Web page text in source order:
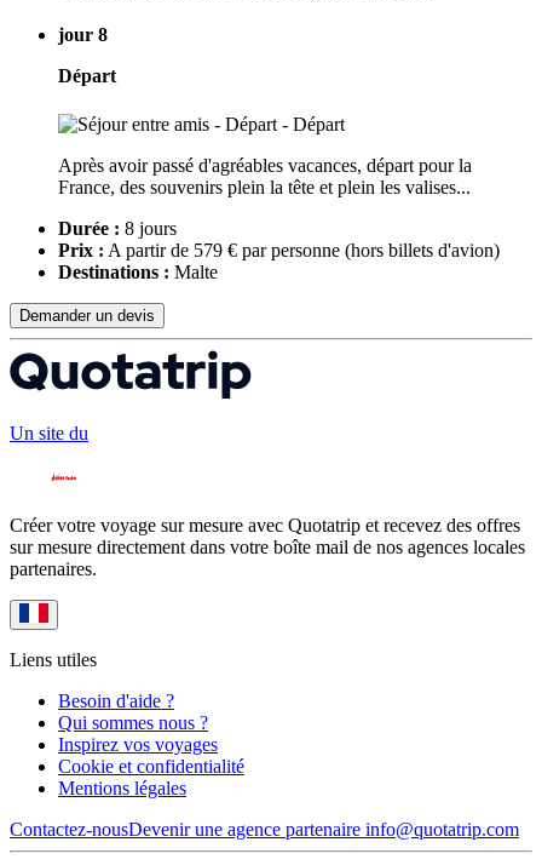
jour 8
Départ
Après avoir passé d'agréables vacances, départ pour la
France, des souvenirs plein la tête et plein les valises...
Durée : 8 jours
Prix : A partir de 579 € par personne (hors billets d'avion)
Destinations : Malte
Demander un devis
Un site du
Créer votre voyage sur mesure avec Quotatrip et recevez des offres
sur mesure directement dans votre boîte mail de nos agences locales
partenaires.
Liens utiles
Besoin d'aide ?
Qui sommes nous ?
Inspirez vos voyages
Cookie et confidentialité
Mentions légales
Contactez-nousDevenir une agence partenaire info@quotatrip.com